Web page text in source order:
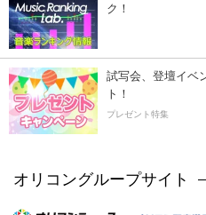
ク！
試写会、登壇イベ
ト！
プレゼント特集
オリコングループサイト